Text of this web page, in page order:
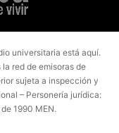
universitaria está aquí.
red de emisoras de
sujeta a inspección y
– Personería jurídica:
1990 MEN.